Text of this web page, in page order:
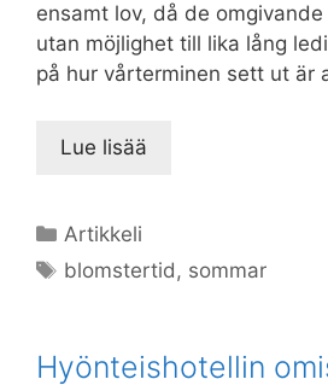
ensamt lov, då de
utan möjlighet till lika lång
på hur vårterminen sett ut är
Lue lisää
Kategoriat
Artikkeli
Avainsanat
blomstertid , sommar
Hyönteishotellin